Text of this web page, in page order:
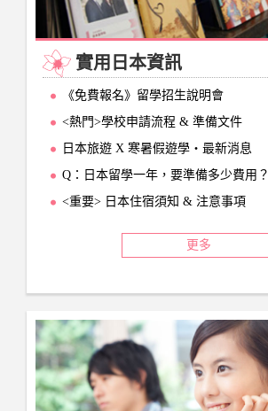
實用日本資訊
《免費報名》留學招生說明會
<熱門>學校申請流程 & 準備文件
日本旅遊 X 寒暑假遊學‧最新消息
Q：日本留學一年，要準備多少費用？
<重要> 日本住宿須知 & 注意事項
更多